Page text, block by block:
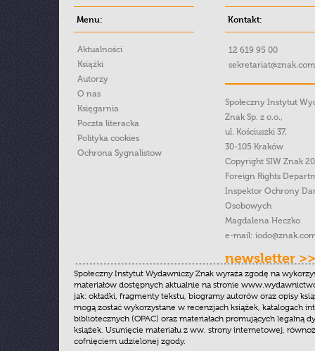
Menu:
Aktualności
Książki
Autorzy
O nas
Księgarnia
Poczta literacka
Polityka cookies
Ochrona Sygnalistow
Kontakt:
12 619 95 00
Społeczny Instytut
Znak Sp. z o.o.,
ul. Kościuszki 37,
30-105 Kraków
Copyright SIW Znak
Foreign Rights
Inspektor Ochrony
Osobowych
Magdalena Heczko
e-mail:
newsletter >>
Społeczny Instytut Wydawniczy Znak wyraża zgodę na
materiałów dostępnych aktualnie na stronie
jak: okładki, fragmenty tekstu, biogramy autorów oraz opisy
mogą zostać wykorzystane w recenzjach książek, katalogach
bibliotecznych (OPAC) oraz materiałach promujących legalną
książek. Usunięcie materiału z ww. strony internetowej,
cofnięciem udzielonej zgody.